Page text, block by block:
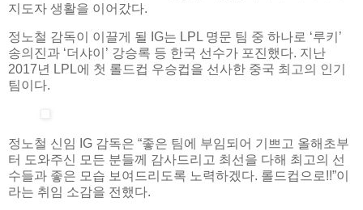
지도자 생활을 이어갔다.
정노철 감독이 이끌게 될 IG는 LPL 명문 팀 중 하나로 ‘루키’
송의진과 ‘더샤이’ 강승록 등 한국 선수가 포진했다. 지난
2017년 LPL에 첫 롤드컵 우승컵을 선사한 중국 최고의 인기
팀이다.
정노철 신임 IG 감독은 “좋은 팀에 부임되어 기쁘고 올해초부
터 도와주신 모든 분들께 감사드리고 최선을 다해 최고의 선
수들과 좋은 모습 보여드리도록 노력하겠다. 롤드컵으로!!”이
라는 취임 소감을 전했다.